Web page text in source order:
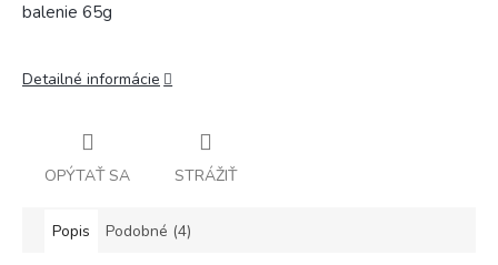
balenie 65g
Detailné informácie
OPÝTAŤ SA STRÁŽIŤ
Popis Podobné (4)